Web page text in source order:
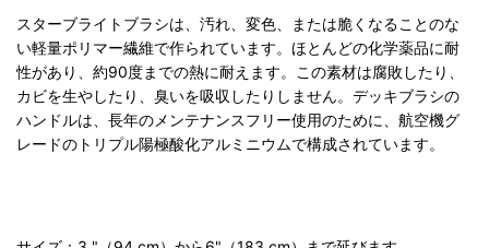
スターブライトブラシは、汚れ、変色、または脆くなることのな
い軽量ポリマー繊維で作られています。ほとんどの化学薬品に耐
性があり、約90度までの熱に耐えます。この素材は腐敗したり、
カビを生やしたり、臭いを吸収したりしません。デッキブラシの
ハンドルは、長年のメンテナンスフリー使用のために、航空機グ
レードのトリプル陽極酸化アルミニウムで構成されています。